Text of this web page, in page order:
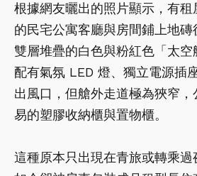
根據網友曬出的照片顯示，有
的民宅公寓客廳與房間鋪上地磚
雙層堆疊的白色與粉紅色「太
配有氣氛 LED 燈、獨立電源插
出風口，但艙外走道極為狹窄
易的塑膠收納櫃與置物櫃。
這種原本只出現在青旅或轉乘過